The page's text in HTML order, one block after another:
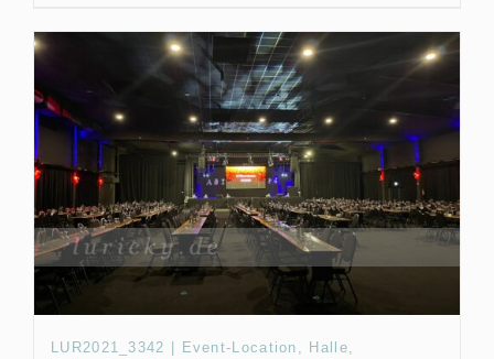
LUR2021_3342 | Event-Location, Halle,